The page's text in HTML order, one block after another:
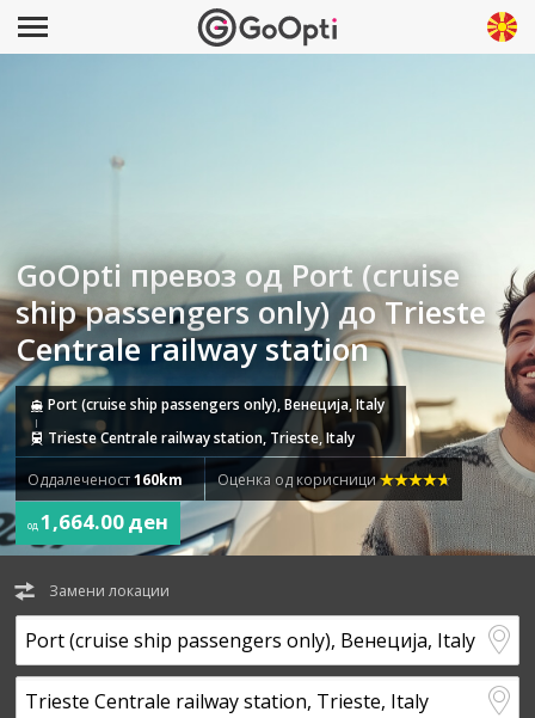
GoOpti превоз од Port (cruise
ship passengers only) до Trieste
Centrale railway station
Port (cruise ship passengers only), Венеција, Italy
Trieste Centrale railway station, Trieste, Italy
Оддалеченост160km Оценка од корисници
од 1,664.00 ден
Замени локации